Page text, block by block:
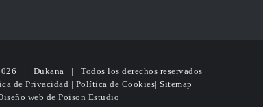
| Dukana | Todos los derechos reservados
de Privacidad | Política de Cookies|Sitemap
web de Poison Estudio